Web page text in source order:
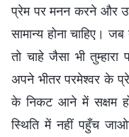
प्रेम पर मनन करने और
सामान्य होना चाहिए।
तो चाहे जैसा भी
अपने भीतर परमेश्वर के
के निकट आने में सक्षम
स्थिति में नहीं पहुँच